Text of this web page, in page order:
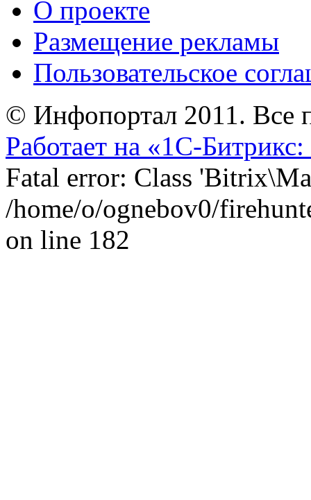
О проекте
Размещение рекламы
Пользовательское
© Инфопортал 2011. Все
Работает на «1С-
Fatal error: Class
/home/o/ognebov0/
on line 182